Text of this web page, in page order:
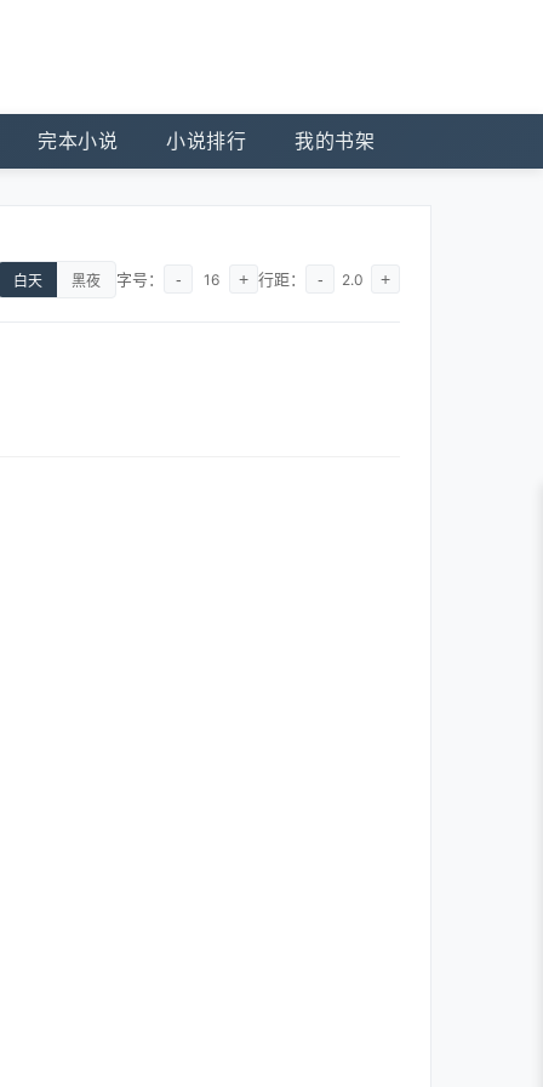
完本小说 小说排行 我的书架
白天 黑夜 字号： - 16 + 行距： - 2.0 +